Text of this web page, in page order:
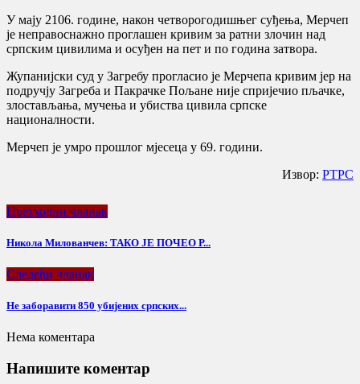
У мају 2106. године, након четворогодишњег суђења, Мерчеп
је неправоснажно проглашен кривим за ратни злочин над
српским цивилима и осуђен на пет и по година затвора.
Жупанијски суд у Загребу прогласио је Мерчепа кривим јер на
подручју Загреба и Пакрачке Пољане није спријечио пљачке,
злостављања, мучења и убиства цивила српске
националности.
Мерчеп је умро прошлог мјесеца у 69. години.
Извор: РТРС
Претходни чланак
Никола Милованчев: ТАКО ЈЕ ПОЧЕО Р...
Следећи чланак
Не заборавити 850 убијених српских...
Нема коментара
Напишите коментар